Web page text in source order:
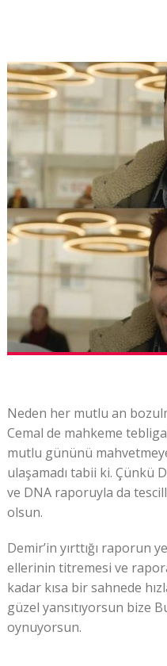
Neden her mutlu an
Cemal de mahkeme
mutlu gününü mahvetmeye
ulaşamadı tabii ki. Çünkü
ve DNA raporuyla da
olsun.
Demir’in yırttığı raporun
ellerinin titremesi ve
kadar kısa bir sahnede
güzel yansıtıyorsun bize
oynuyorsun.